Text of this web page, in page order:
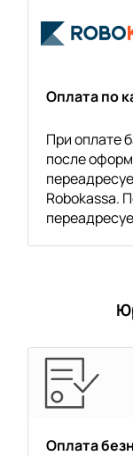
Оплата по
При оплате
после
Robokassa.
Оплата